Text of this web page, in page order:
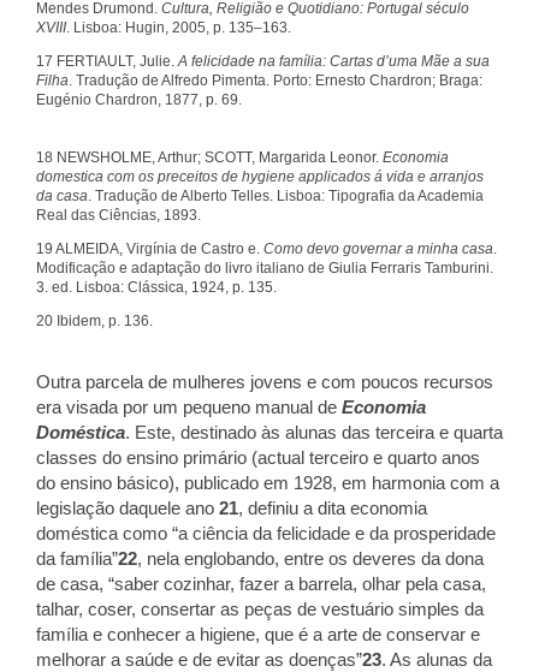
Mendes Drumond. Cultura, Religião e Quotidiano: Portugal século
XVIII . Lisboa: Hugin, 2005, p. 135–163.
17 FERTIAULT, Julie. A felicidade na família: Cartas d’uma Mãe a sua
Filha . Tradução de Alfredo Pimenta. Porto: Ernesto Chardron; Braga:
Eugénio Chardron, 1877, p. 69.
18 NEWSHOLME, Arthur; SCOTT, Margarida Leonor. Economia
domestica com os preceitos de hygiene applicados á vida e arranjos
da casa . Tradução de Alberto Telles. Lisboa: Tipografia da Academia
Real das Ciências, 1893.
19 ALMEIDA, Virgínia de Castro e. Como devo governar a minha casa
Modificação e adaptação do livro italiano de Giulia Ferraris Tamburini.
3. ed. Lisboa: Clássica, 1924, p. 135.
20 Ibidem, p. 136.
Outra parcela de mulheres jovens e com poucos recursos
era visada por um pequeno manual de Economia
Doméstica. Este, destinado às alunas das terceira e quarta
classes do ensino primário (actual terceiro e quarto anos
do ensino básico), publicado em 1928, em harmonia com a
legislação daquele ano 21, definiu a dita economia
doméstica como “a ciência da felicidade e da prosperidade
da família”22, nela englobando, entre os deveres da dona
de casa, “saber cozinhar, fazer a barrela, olhar pela casa,
talhar, coser, consertar as peças de vestuário simples da
família e conhecer a higiene, que é a arte de conservar e
melhorar a saúde e de evitar as doenças”23. As alunas da